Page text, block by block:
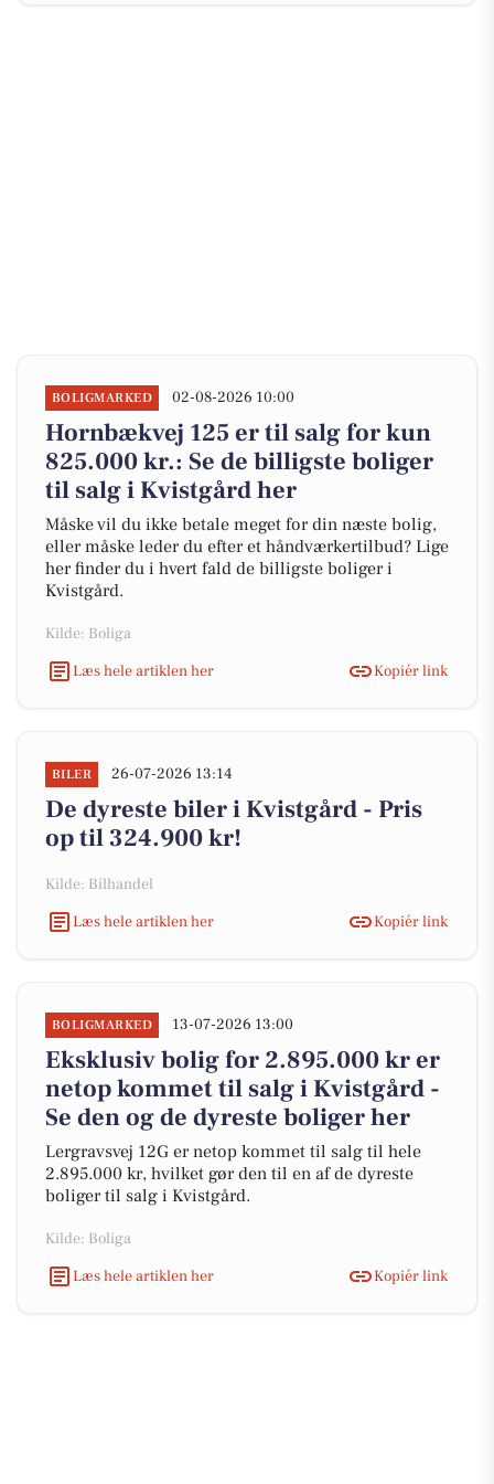
BOLIGMARKED 02-08-2026 10:00
Hornbækvej 125 er til salg for kun
825.000 kr.: Se de billigste boliger
til salg i Kvistgård her
Måske vil du ikke betale meget for din næste bolig,
eller måske leder du efter et håndværkertilbud? Lige
her finder du i hvert fald de billigste boliger i
Kvistgård.
Kilde: Boliga
Læs hele artiklen her
Kopiér link
BILER 26-07-2026 13:14
De dyreste biler i Kvistgård - Pris
op til 324.900 kr!
Kilde: Bilhandel
Læs hele artiklen her
Kopiér link
BOLIGMARKED 13-07-2026 13:00
Eksklusiv bolig for 2.895.000 kr er
netop kommet til salg i Kvistgård -
Se den og de dyreste boliger her
Lergravsvej 12G er netop kommet til salg til hele
2.895.000 kr, hvilket gør den til en af de dyreste
boliger til salg i Kvistgård.
Kilde: Boliga
Læs hele artiklen her
Kopiér link